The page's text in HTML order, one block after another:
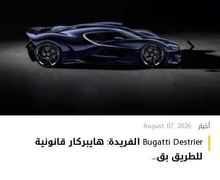
أخبار August 07, 2026
Bugatti Destrier الفريدة: هايبركار قانونية
للطريق بق...